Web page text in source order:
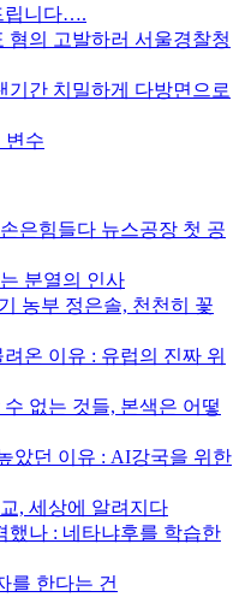
립니다….
혐의 고발하러 서울경찰청
기간 치밀하게 다방면으로
변수
은힘들다 뉴스공장 첫 공
분열의 인사
농부 정은솔, 천천히 꽃
온 이유 : 유럽의 진짜 위
없는 것들, 본색은 어떻
았던 이유 : AI강국을 위한
, 세상에 알려지다
했나 : 네타냐후를 학습한
를 한다는 건